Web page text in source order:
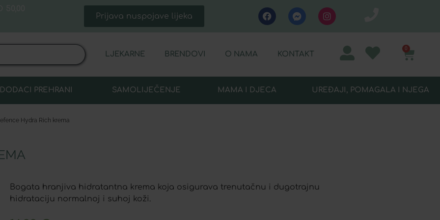
Prijava nuspojave lijeka
LJEKARNE BRENDOVI O NAMA KONTAKT
0
DODACI PREHRANI SAMOLIJEČENJE MAMA I DJECA UREĐAJI, POMAGALA I NJEGA
Hydra Rich krema
Bogata hranjiva hidratantna krema koja osigurava trenutačnu i dugotrajnu
hidrataciju normalnoj i suhoj koži.